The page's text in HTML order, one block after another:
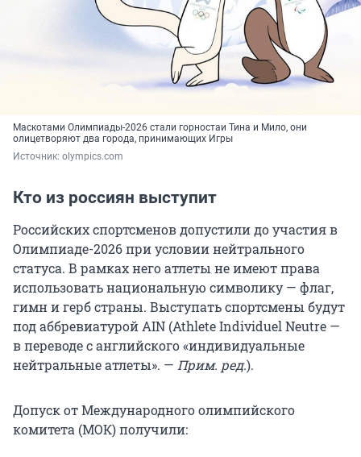
Маскотами Олимпиады-2026 стали горностаи Тина и Мило, они
олицетворяют два города, принимающих Игры
Источник: olympics.com
Кто из россиян выступит
Российских спортсменов допустили до участия в
Олимпиаде-2026 при условии нейтрального
статуса. В рамках него атлеты не имеют права
использовать национальную символику — флаг,
гимн и герб страны. Выступать спортсмены будут
под аббревиатурой AIN (Athlete Individuel Neutre —
в переводе с английского «индивидуальные
нейтральные атлеты». — Прим. ред.).
Допуск от Международного олимпийского
комитета (МОК) получили: